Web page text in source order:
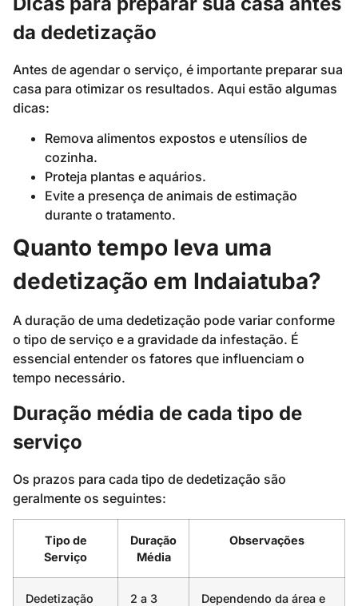
da dedetização
Antes de agendar o serviço, é importante preparar sua
casa para otimizar os resultados. Aqui estão algumas
dicas:
Remova alimentos expostos e utensílios de
cozinha.
Proteja plantas e aquários.
Evite a presença de animais de estimação
durante o tratamento.
Quanto tempo leva uma
dedetização em Indaiatuba?
A duração de uma dedetização pode variar conforme
o tipo de serviço e a gravidade da infestação. É
essencial entender os fatores que influenciam o
tempo necessário.
Duração média de cada tipo de
serviço
Os prazos para cada tipo de dedetização são
geralmente os seguintes:
Tipo de
Serviço
Duração
Média
Observações
Dedetização
2 a 3
Dependendo da área e